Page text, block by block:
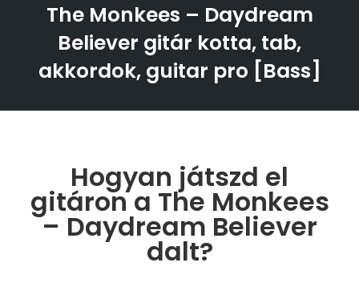
The Monkees – Daydream
Believer gitár kotta, tab,
akkordok, guitar pro [Bass]
Hogyan játszd el
gitáron a The Monkees
– Daydream Believer
dalt?